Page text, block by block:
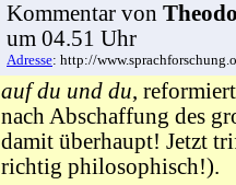
Kommentar von
um 04.51 Uhr
Adresse: http://
auf du und du,
nach Abschaffung des
damit überhaupt! Jetzt
richtig philosophisch!).